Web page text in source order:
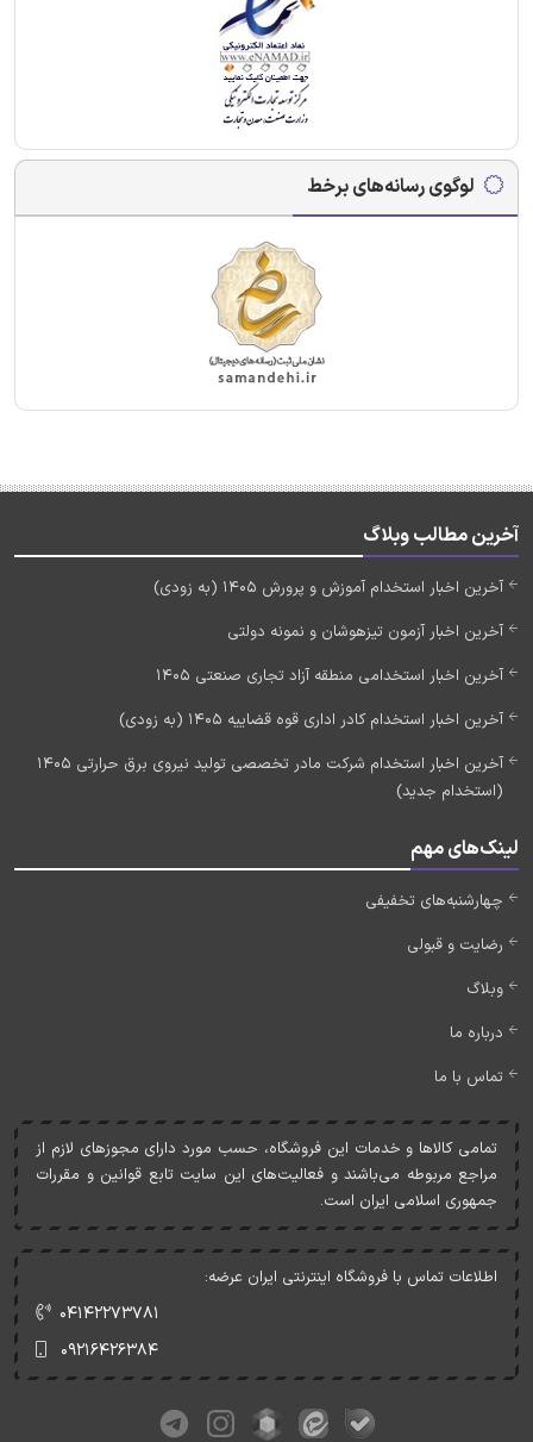
لوگوی رسانه‌های برخط
آخرین مطالب وبلاگ
آخرین اخبار استخدام آموزش و پرورش 1405 (به زودی)
آخرین اخبار آزمون تیزهوشان و نمونه دولتی
آخرین اخبار استخدامی منطقه آزاد تجاری صنعتی 1405
آخرین اخبار استخدام کادر اداری قوه قضاییه 1405 (به زودی)
آخرین اخبار استخدام شرکت مادر تخصصی تولید نیروی برق حرارتی 1405
(استخدام جدید)
لینک‌های مهم
چهارشنبه‌های تخفیفی
رضایت و قبولی
وبلاگ
درباره ما
تماس با ما
تمامی کالاها و خدمات اين فروشگاه، حسب مورد دارای مجوزهای لازم از
مراجع مربوطه می‌باشند و فعاليت‌های اين سايت تابع قوانين و مقررات
جمهوری اسلامی ايران است.
اطلاعات تماس با فروشگاه اینترنتی ایران عرضه:
۰۴۱۴۲۲۷۳۷۸۱
۰۹۲۱۶۴۲۶۳۸۴